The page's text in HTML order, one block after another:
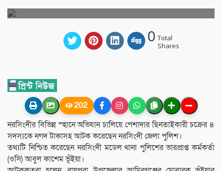
0 Total
Shares
202
নরসিংদীর বিভিন্ন স্হানে অভিযান চালিয়ে পেশাদার ছিনতাইকারী চক্রের ৪
সদস্যকে নগদ টাকাসহ আটক করেছেন নরসিংদী জেলা পুলিশ।
তথ্যটি নিশ্চিত করেছেন নরসিংদী মডেল থানা পুলিশের ভারপ্রাপ্ত কর্মকর্তা
(ওসি) আবুল কাশেম ভূঁইয়া।